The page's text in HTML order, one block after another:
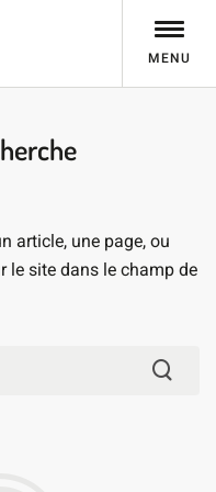
MENU
article, une page, ou
le site dans le champ de